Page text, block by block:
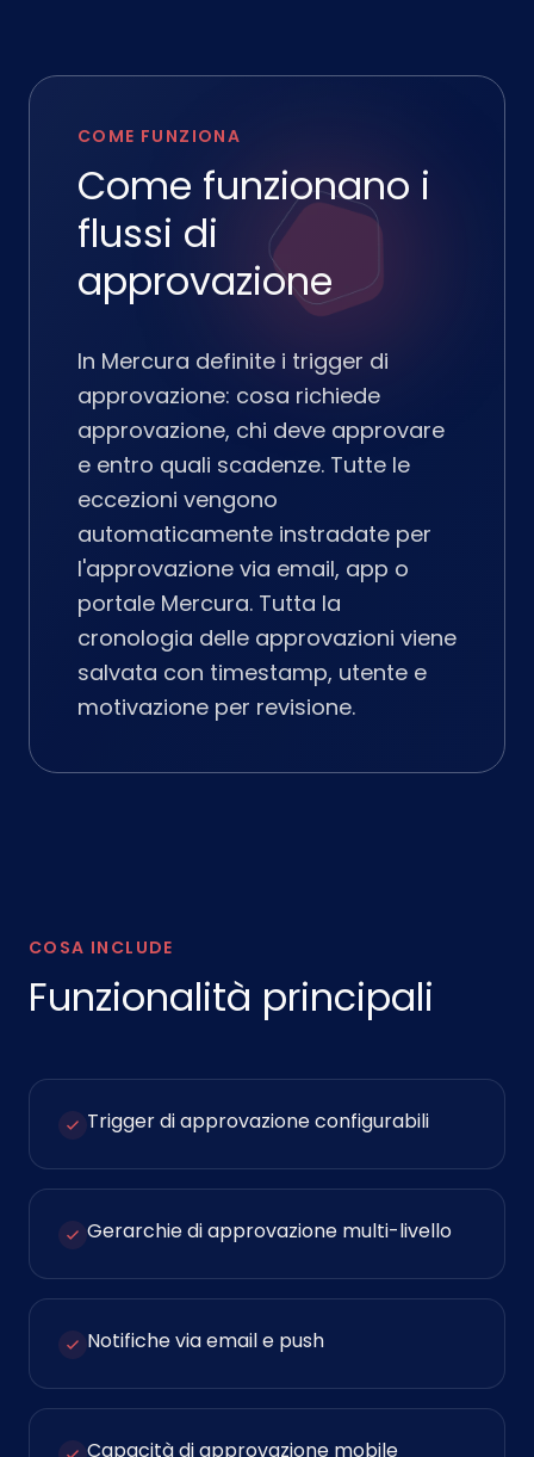
COME FUNZIONA
Come funzionano i
flussi di
approvazione
In Mercura definite i trigger di
approvazione: cosa richiede
approvazione, chi deve approvare
e entro quali scadenze. Tutte le
eccezioni vengono
automaticamente instradate per
l'approvazione via email, app o
portale Mercura. Tutta la
cronologia delle approvazioni viene
salvata con timestamp, utente e
motivazione per revisione.
COSA INCLUDE
Funzionalità principali
Trigger di approvazione configurabili
Gerarchie di approvazione multi-livello
Notifiche via email e push
Capacità di approvazione mobile